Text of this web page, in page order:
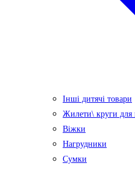
Інші дитячі товари
Жилети\ круги для
Віжки
Нагрудники
Сумки